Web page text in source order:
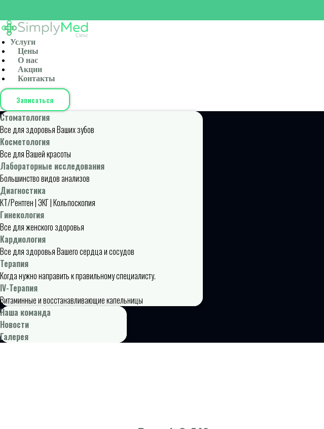
Услуги
Цены
О нас
Акции
Контакты
Записаться
Стоматология
Все для здоровья Ваших зубов
Косметология
Все для Вашей красоты
Лабораторные исследования
Большинство видов анализов
Диагностика
КТ/Рентген | ЭКГ | Кольпоскопия
Гинекология
Все для женского здоровья
Кардиология
Все для здоровья Вашего сердца и сосудов
Терапия
Когда нужно направить к правильному специалисту.
IV-Терапия
Витаминные и восстанавливающие капельницы
Наша команда
Новости
Галерея